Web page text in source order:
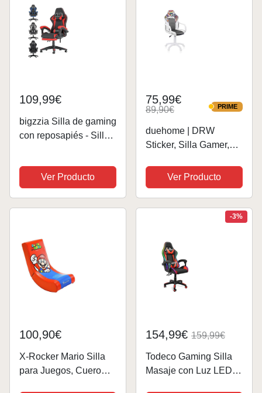
109,99€
bigzzia Silla de gaming
con reposapiés - Sillas
Ajustable Silla de
Ordenador para
Adultos Niñas Niños,
Ver Producto
75,99€
89,90€ PRIME
PRIME
duehome | DRW
Sticker, Silla Gamer,
Gaming Estudio o
Escritorio, Acabado en
Símil Piel Blanco, Gris
Ver Producto
100,90€
X-Rocker Mario Silla
para Juegos, Cuero
-3%
154,99€ 159,99€
Todeco Gaming Silla
Masaje con Luz LED